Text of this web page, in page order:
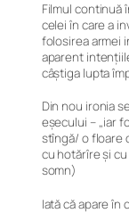
Filmul continuă
celei în care a
folosirea armei
aparent
câștiga lupta
Din nou ironia
eșecului – ,,iar
stîngă/ o floare
cu hotărîre şi
somn)
Iată că apare